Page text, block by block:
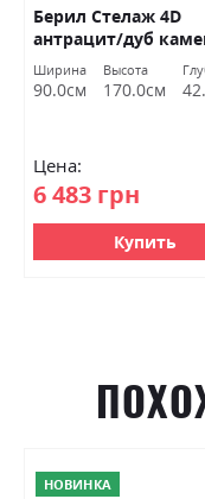
Берил Стелаж 4D
антрацит/дуб
ВМВ Холдинг
Ширина
90.0см
Высота
170.0см
Цена:
6 483 грн
Купить
НОВИНКА